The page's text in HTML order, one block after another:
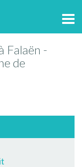
Falaën -
de